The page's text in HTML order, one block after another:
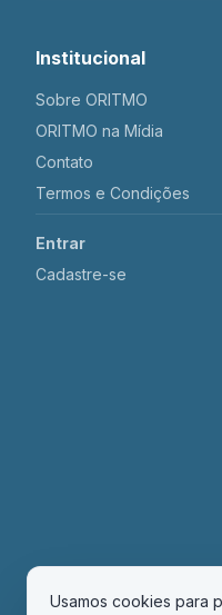
Usamos cookies para
Institucional
Sobre ORITMO
ORITMO na Mídia
Contato
Termos e Condições
Entrar
Cadastre-se